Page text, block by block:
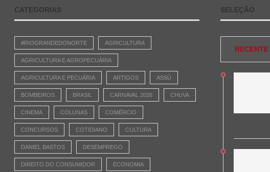
CATEGORIAS
#RIOGRANDEDONORTE AGRICULTURA
AGRICULTURA E AGROPECUÁRIA
AGRICULTURA E PECUÁRIA ARTIGOS ASSÚ
BOMBEIROS BRASIL CARNAVAL 2026 CHUVA
CINEMA COLUNAS COMÉRCIO
CONCURSOS COTIDIANO CULTURA
DANIEL BASTOS DESEMPREGO
DIREITO DO CONSUMIDOR ECONOMIA
SELEÇÃO
RECENTE